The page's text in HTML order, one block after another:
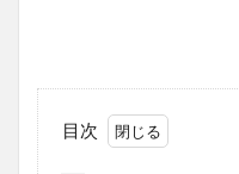
目次